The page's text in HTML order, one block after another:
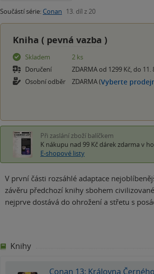
Součástí série: Conan 13. díl z 20
Kniha ( pevná vazba )
Skladem
2 ks
Doručení
ZDARMA od 1299 Kč, do
Osobní odběr
ZDARMA (Vyberte
Při zaslání zboží balíčkem
K nákupu nad 99 Kč dárek zdarma v
E-shopové listy
V první části rozsáhlé adaptace
závěru předchozí knihy sbohem
nejprve dostává do ohrožení a střetu s
Knihy
Conan 13: Královna Černého